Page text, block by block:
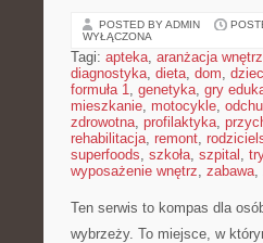
POSTED BY ADMIN
WYŁĄCZONA
Tagi: apteka, aranżacja
diagnostyka, dieta, dom,
formuła 1, genetyka, gry
mieszkanie, motocykle,
zdrowotna, profilaktyka,
rehabilitacja, remont,
superfoods, szkoła, szpital ,
wyposażenie wnętrz, zabawa,
Ten serwis to kompas dla
wybrzeży. To miejsce, w